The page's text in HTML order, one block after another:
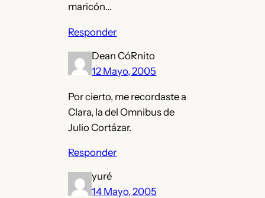
maricón…
Responder
Dean CóRnito
12 Mayo, 2005
Por cierto, me recordaste a
Clara, la del Omnibus de
Julio Cortázar.
Responder
yuré
14 Mayo, 2005